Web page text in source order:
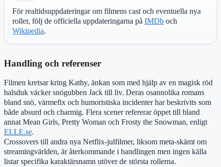
För realtidsuppdateringar om filmens cast och eventuella nya
roller, följ de officiella uppdateringarna på IMDb och
Wikipedia.
Handling och referenser
Filmen kretsar kring Kathy, änkan som med hjälp av en magisk röd
halsduk väcker snögubben Jack till liv. Deras osannolika romans
bland snö, värmefix och humoristiska incidenter har beskrivits som
både absurd och charmig. Flera scener refererar öppet till bland
annat Mean Girls, Pretty Woman och Frosty the Snowman, enligt
ELLE.se.
Crossovers till andra nya Netflix-julfilmer, liksom meta-skämt om
streamingvärlden, är återkommande i handlingen men ingen källa
listar specifika karaktärsnamn utöver de största rollerna.